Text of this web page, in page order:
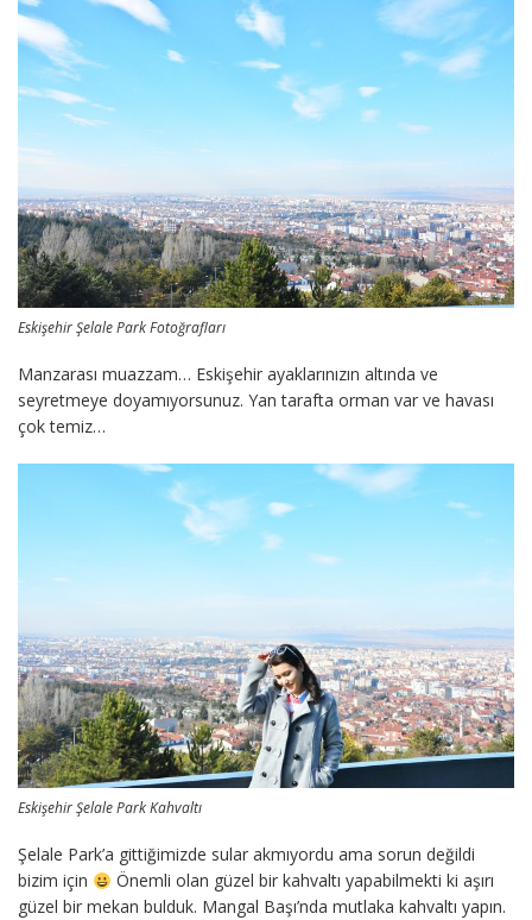
Eskişehir Şelale Park Fotoğrafları
Manzarası muazzam… Eskişehir ayaklarınızın altında ve
seyretmeye doyamıyorsunuz. Yan tarafta orman var ve havası
çok temiz…
Eskişehir Şelale Park Kahvaltı
Şelale Park’a gittiğimizde sular akmıyordu ama sorun değildi
bizim için
Önemli olan güzel bir kahvaltı yapabilmekti ki aşırı
güzel bir mekan bulduk. Mangal Başı’nda mutlaka kahvaltı yapın.